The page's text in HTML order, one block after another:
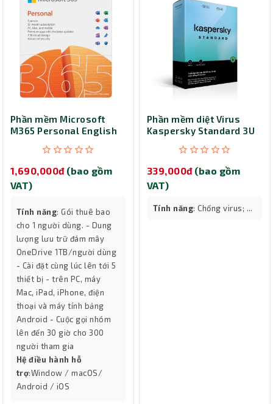
Phần mềm Microsoft
M365 Personal English
Medialess EP2-32409
1,690,000đ (bao gồm
VAT)
Tính năng: Gói thuê bao
cho 1 người dùng. - Dung
lượng lưu trữ đám mây
OneDrive 1TB/người dùng
- Cài đặt cùng lúc lên tới 5
thiết bị - trên PC, máy
Mac, iPad, iPhone, điện
thoại và máy tính bảng
Android - Cuộc gọi nhóm
lên đến 30 giờ cho 300
người tham gia
Hệ điều hành hỗ
trợ:Window / macOS/
Android / iOS
Phần mềm diệt Virus
Kaspersky Standard 3U
339,000đ (bao gồm
VAT)
Tính năng: Chống virus; ...